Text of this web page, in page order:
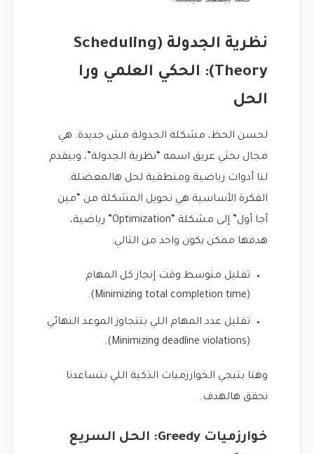
نظرية الجدولة (Scheduling
Theory): الحكي العلمي ورا
الحل
لحسن الحظ، مشكلة الجدولة مش جديدة. هي
مجال بحثي عريق اسمه “نظرية الجدولة”، وبيقدم
لنا أدوات رياضية ومنطقية لحل هالمعضلة.
الفكرة الأساسية هي تحويل المشكلة من “مين
أجا أول” إلى مشكلة “Optimization” رياضية،
هدفها ممكن يكون واحد من التالي:
تقليل متوسط وقت إنجاز كل المهام
(Minimizing total completion time).
تقليل عدد المهام اللي بتتجاوز الموعد النهائي
(Minimizing deadline violations).
وهنا بتيجي الخوارزميات الذكية اللي بتساعدنا
نحقق هالهدف.
خوارزميات Greedy: الحل السريع